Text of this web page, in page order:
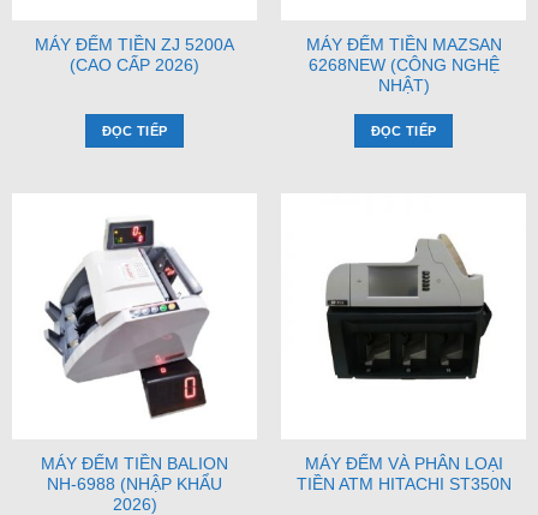
MÁY ĐẾM TIỀN ZJ 5200A
(CAO CẤP 2026)
ĐỌC TIẾP
MÁY ĐẾM TIỀN MAZSAN
6268NEW (CÔNG NGHỆ
NHẬT)
ĐỌC TIẾP
MÁY ĐẾM TIỀN BALION
NH-6988 (NHẬP KHẨU
2026)
MÁY ĐẾM VÀ PHÂN LOẠI
TIỀN ATM HITACHI ST350N